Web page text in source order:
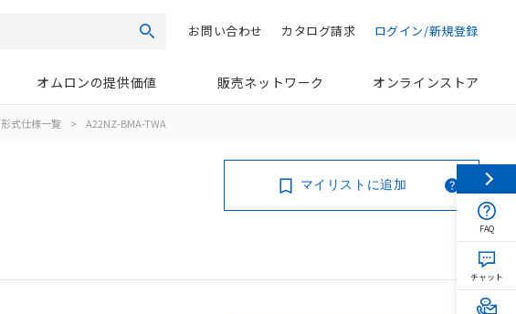
検索 ログイン/新規登録
カタログ請求
お問い合わせ
オムロンの提供価値 販売ネットワーク オンラインストア
形式仕様一覧 > A22NZ-BMA-TWA
マイリストに追加
FAQ
チャット